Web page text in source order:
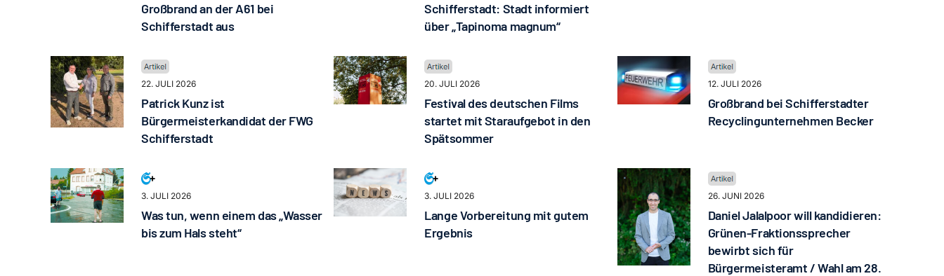
Großbrand an der A61 bei
Schifferstadt aus
Schifferstadt: Stadt informiert
über „Tapinoma magnum“
22. JULI 2026
Patrick Kunz ist
Bürgermeisterkandidat der FWG
Schifferstadt
20. JULI 2026
Festival des deutschen Films
startet mit Staraufgebot in den
Spätsommer
12. JULI 2026
Großbrand bei Schifferstadter
Recyclingunternehmen Becker
3. JULI 2026
Was tun, wenn einem das „Wasser
bis zum Hals steht“
3. JULI 2026
Lange Vorbereitung mit gutem
Ergebnis
26. JUNI 2026
Daniel Jalalpoor will kandidieren:
Grünen-Fraktionssprecher
bewirbt sich für
Bürgermeisteramt / Wahl am 28.